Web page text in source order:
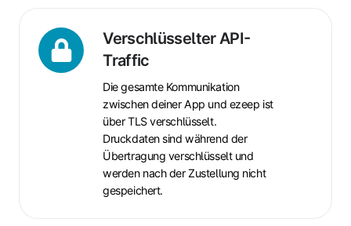
Verschlüsselter API-
Traffic
Die gesamte Kommunikation
zwischen deiner App und ezeep ist
über TLS verschlüsselt.
Druckdaten sind während der
Übertragung verschlüsselt und
werden nach der Zustellung nicht
gespeichert.
Verschlüsselter
API-
Traffic